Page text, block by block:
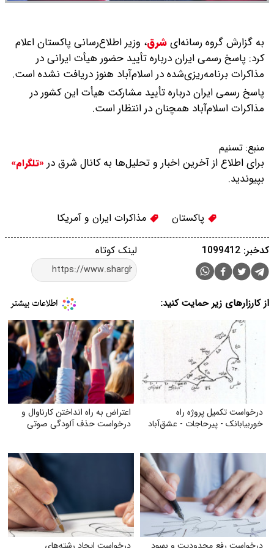
به گزارش گروه رسانه‌ایشرق، وزیر اطلاع‌رسانی پاکستان اعلام
کرد: پاسخ رسمی ایران درباره تأیید حضور هیأت ایرانی در
مذاکرات برنامه‌ریزی‌شده در اسلام‌آباد هنوز دریافت نشده است.
پاسخ رسمی ایران درباره تأیید مشارکت هیأت این کشور در
مذاکرات اسلام‌آباد همچنان در انتظار است.
منبع: تسنیم
برای اطلاع از آخرین اخبار و تحلیل‌ها به کانال شرق در «تلگرام»
بپیوندید.
پاکستان مذاکرات ایران و آمریکا
لینک کوتاه کدخبر: 1099412
از کارزارهای زیر حمایت کنید:
درخواست تکمیل پروژه راه
خوربیابانک - پیرحاجات - عشق‌آباد
اعتراض به راه انداختن کارناوال و
درخواست حذف آلودگی صوتی